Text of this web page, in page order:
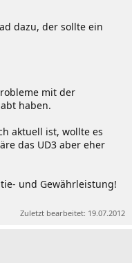
dazu, der sollte ein
mit der
haben.
aktuell ist, wollte es
das UD3 aber eher
und Gewährleistung!
Zuletzt bearbeitet: 19.07.2012